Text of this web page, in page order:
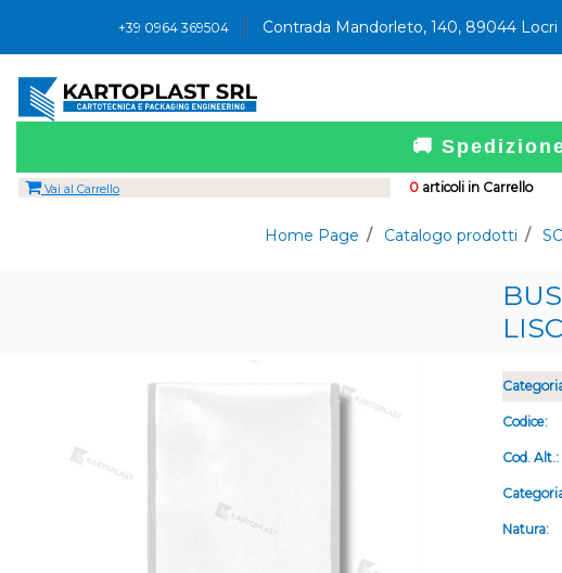
+39 0964 369504 Contrada Mandorleto, 140, 89044 Locri
🚚
0articoli in Carrello
Vai al Carrello
Home Page Catalogo prodotti
Codice:
Cod.
Natura: